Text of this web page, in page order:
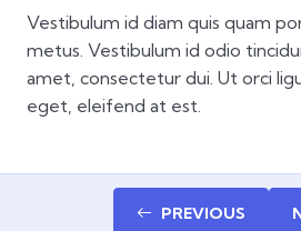
Vestibulum id diam quis quam
metus. Vestibulum id odio
amet, consectetur dui. Ut orci
eget, eleifend at est.
PREVIOUS